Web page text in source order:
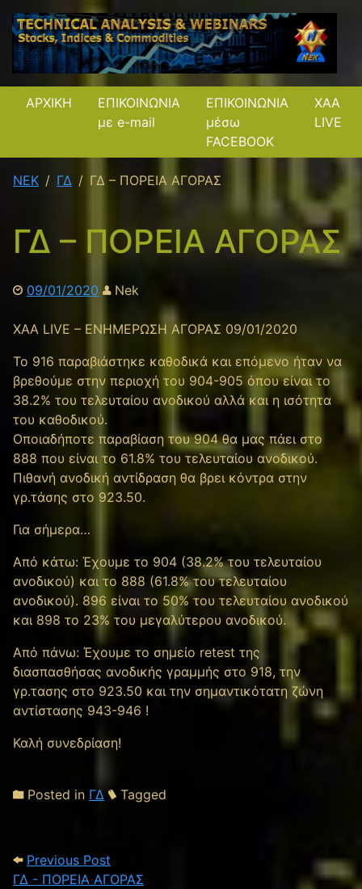
ΑΡΧΙΚΗ
ΕΠΙΚΟΙΝΩΝΙΑ
με e-mail
ΕΠΙΚΟΙΝΩΝΙΑ
μέσω
FACEBOOK
XAA
LIVE
NEK ΓΔ ΓΔ – ΠΟΡΕΙΑ ΑΓΟΡΑΣ
ΓΔ – ΠΟΡΕΙΑ ΑΓΟΡΑΣ
09/01/2020 Nek
XAA LIVE – ΕΝΗΜΕΡΩΣΗ ΑΓΟΡΑΣ 09/01/2020
To 916 παραβιάστηκε καθοδικά και επόμενο ήταν να
βρεθούμε στην περιοχή του 904-905 όπου είναι το
38.2% του τελευταίου ανοδικού αλλά και η ισότητα
του καθοδικού.
Οποιαδήποτε παραβίαση του 904 θα μας πάει στο
888 που είναι το 61.8% του τελευταίου ανοδικού.
Πιθανή ανοδική αντίδραση θα βρει κόντρα στην
γρ.τάσης στο 923.50.
Για σήμερα…
Από κάτω: Έχουμε το 904 (38.2% του τελευταίου
ανοδικού) και το 888 (61.8% του τελευταίου
ανοδικού). 896 είναι το 50% του τελευταίου ανοδικού
και 898 το 23% του μεγαλύτερου ανοδικού.
Από πάνω: Έχουμε το σημείο retest της
διασπασθήσας ανοδικής γραμμής στο 918, την
γρ.τασης στο 923.50 και την σημαντικότατη ζώνη
αντίστασης 943-946 !
Καλή συνεδρίαση!
Posted in ΓΔ Tagged
Post navigation
Previous Post Previous Post: ΓΔ - ΠΟΡΕΙΑ ΑΓΟΡΑΣ
ΓΔ - ΠΟΡΕΙΑ ΑΓΟΡΑΣ